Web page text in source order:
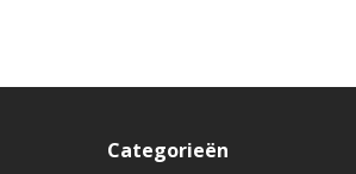
Categorieën